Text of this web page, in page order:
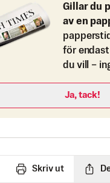
Gillar du
av en
för endast
du vill –
Ja, tack!
Skriv ut